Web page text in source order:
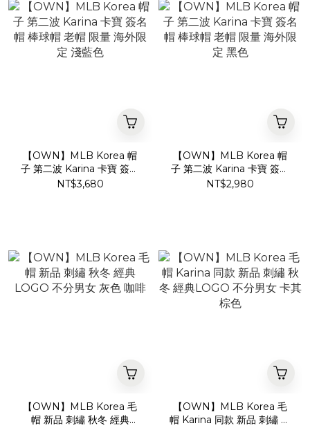
【OWN】MLB Korea 帽
子 第二波 Karina 卡寶 簽名
帽 棒球帽 老帽 限量 海外限
NT$3,680
【OWN】MLB Korea 帽
子 第二波 Karina 卡寶 簽名
帽 棒球帽 老帽 限量 海外限
NT$2,980
【OWN】MLB Korea 毛
帽 新品 刺繡 秋冬 經典
【OWN】MLB Korea 毛
帽 Karina 同款 新品 刺繡 秋